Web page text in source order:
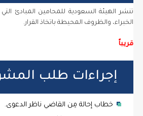
تنشر الهيئة السعودية للمحامين المبادئ التي
الخبراء، والظروف المحيطة باتخاذ القرار.
قريباً
إجراءات طلب
خطاب إحالة مِن القاضي ناظر الدعوى.